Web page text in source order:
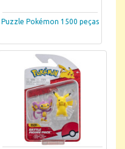
Puzzle Pokémon 1500 peças